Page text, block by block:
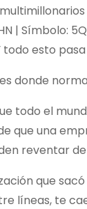
| Símbolo:
esto
donde
todo el
que una
reventar
que
líneas, te